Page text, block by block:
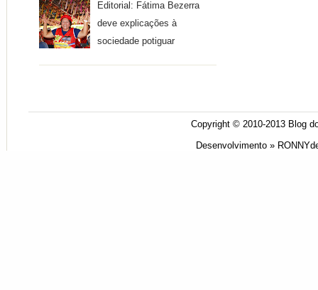
Editorial: Fátima Bezerra
deve explicações à
sociedade potiguar
Copyright © 2010-2013 Blog
Desenvolvimento »